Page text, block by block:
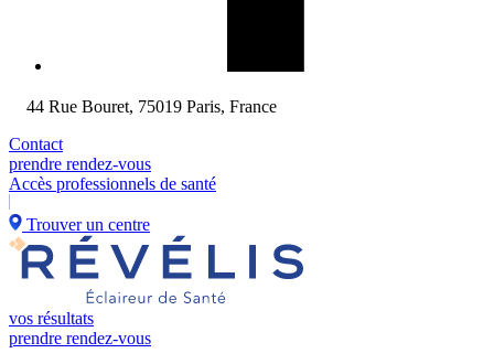
44 Rue Bouret, 75019 Paris, France
Contact
prendre rendez-vous
Accès professionnels de santé
Trouver un centre
vos résultats
prendre rendez-vous